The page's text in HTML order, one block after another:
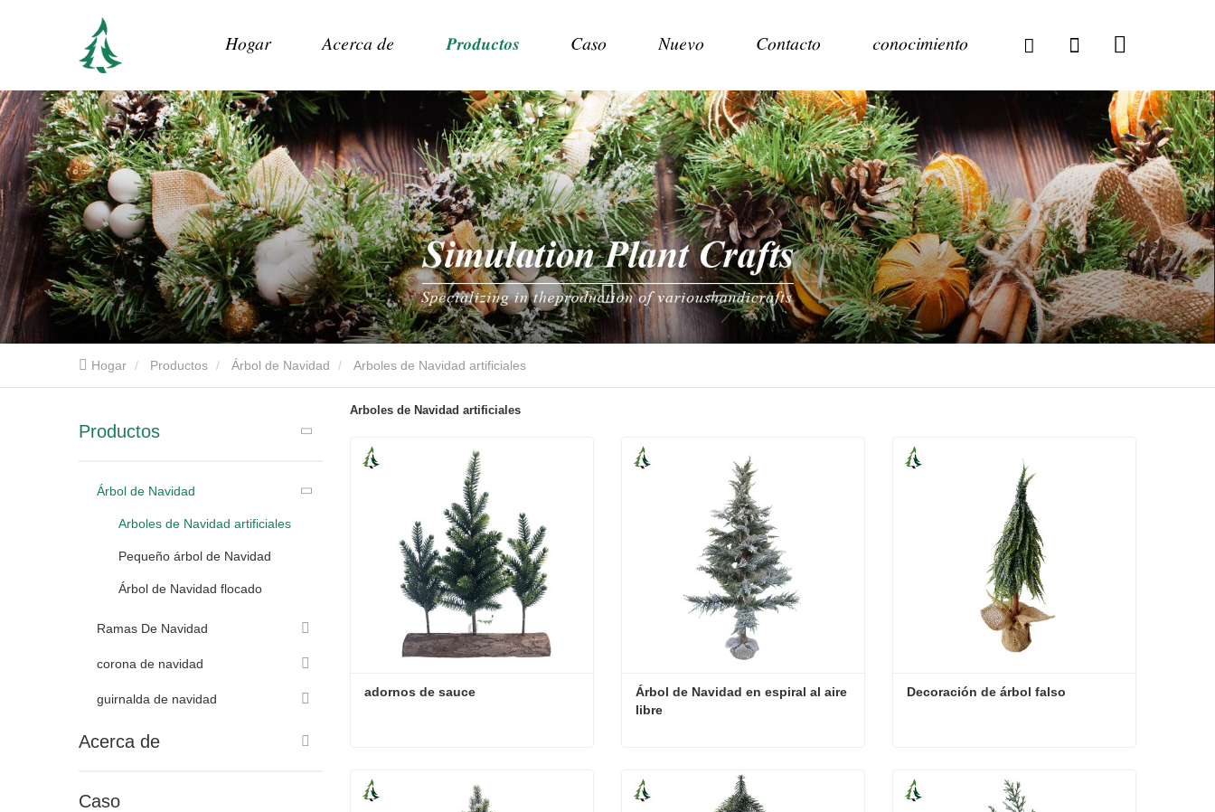
Hogar Acerca de Productos Caso Nuevo Contacto conocimiento
Hogar Productos Árbol de Navidad Arboles de Navidad artificiales
Productos
Árbol de Navidad
Arboles de Navidad artificiales
Pequeño árbol de Navidad
Árbol de Navidad flocado
Ramas De Navidad
corona de navidad
guirnalda de navidad
Acerca de
Caso
Arboles de Navidad artificiales
adornos de sauce
Contacta ahora
Árbol de Navidad en espiral al aire
libre
Contacta ahora
Decoración de árbol falso
Contacta ahora